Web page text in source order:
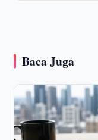
Baca Juga